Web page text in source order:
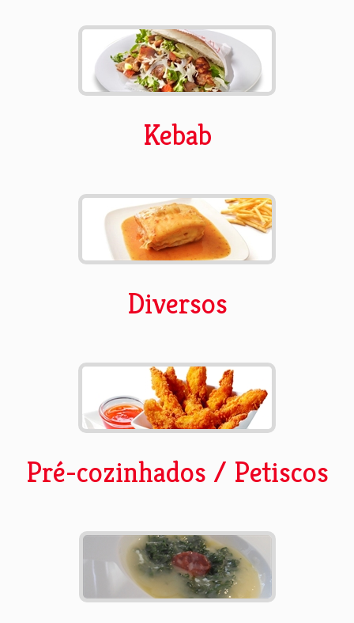
Kebab
Diversos
Pré-cozinhados / Petiscos